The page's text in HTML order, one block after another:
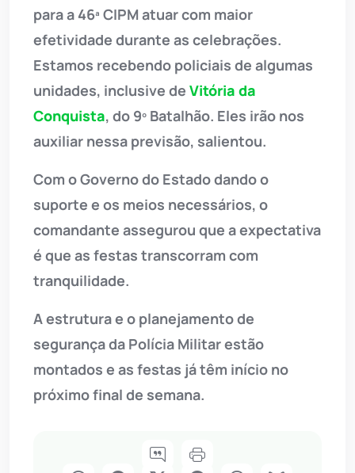
para a 46ª CIPM atuar com maior
efetividade durante as celebrações.
Estamos recebendo policiais de algumas
unidades, inclusive de Vitória da
Conquista, do 9º Batalhão. Eles irão nos
auxiliar nessa previsão, salientou.
Com o Governo do Estado dando o
suporte e os meios necessários, o
comandante assegurou que a expectativa
é que as festas transcorram com
tranquilidade.
A estrutura e o planejamento de
segurança da Polícia Militar estão
montados e as festas já têm início no
próximo final de semana.